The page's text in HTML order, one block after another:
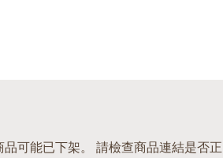
可能已下架。 請檢查商品連結是否正